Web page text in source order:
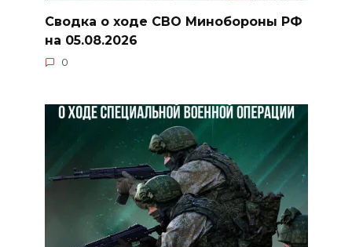
Сводка о ходе СВО Минобороны РФ
на 05.08.2026
0